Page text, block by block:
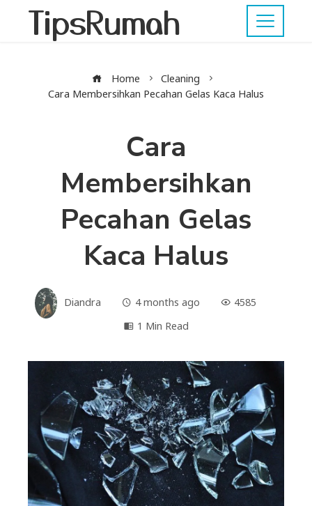
TipsRumah
Home
Cleaning
Cara Membersihkan Pecahan Gelas Kaca Halus
Cara
Membersihkan
Pecahan Gelas
Kaca Halus
Diandra 4 months ago
4585
1 Min Read